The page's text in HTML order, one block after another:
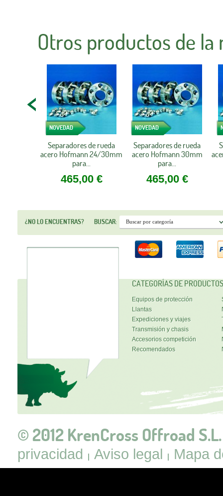
Otros productos de
NOVEDAD
Separadores de rueda
acero Hofmann 24/30mm
para...
465,00 €
NOVEDAD
Separadores de rueda
acero Hofmann 30mm
para...
465,00 €
¿NO LO ENCUENTRAS? BUSCAR:
CATEGORÍAS DE PRODUCTOS
Equipos de protección
Llantas
Expediciones y viajes
Transmisión y chasis
Accesorios competición
Recomendados
© 2012 KrenCross Offroad S.L.
privacidad Aviso legal Mapa